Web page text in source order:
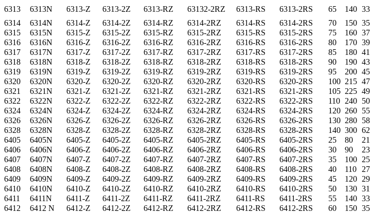
6313
6313N 6313-Z 6313-2Z 6313-RZ 63132-2RZ 6313-RS 6313-2RS 65 140 33
6314
6314N 6314-Z 6314-2Z 6314-RZ 6314-2RZ 6314-RS 6314-2RS 70 150 35
6315
6315N 6315-Z 6315-2Z 6315-RZ 6315-2RZ 6315-RS 6315-2RS 75 160 37
6316
6316N 6316-Z 6316-2Z 6316-RZ 6316-2RZ 6316-RS 6316-2RS 80 170 39
6317
6317N 6317-Z 6317-2Z 6317-RZ 6317-2RZ 6317-RS 6317-2RS 85 180 41
6318
6318N 6318-Z 6318-2Z 6318-RZ 6318-2RZ 6318-RS 6318-2RS 90 190 43
6319
6319N 6319-Z 6319-2Z 6319-RZ 6319-2RZ 6319-RS 6319-2RS 95 200 45
6320
6320N 6320-Z 6320-2Z 6320-RZ 6320-2RZ 6320-RS 6320-2RS 100 215 47
6321
6321N 6321-Z 6321-2Z 6321-RZ 6321-2RZ 6321-RS 6321-2RS 105 225 49
6322
6322N 6322-Z 6322-2Z 6322-RZ 6322-2RZ 6322-RS 6322-2RS 110 240 50
6324
6324N 6324-Z 6324-2Z 6324-RZ 6324-2RZ 6324-RS 6324-2RS 120 260 55
6326
6326N 6326-Z 6326-2Z 6326-RZ 6326-2RZ 6326-RS 6326-2RS 130 280 58
6328
6328N 6328-Z 6328-2Z 6328-RZ 6328-2RZ 6328-RS 6328-2RS 140 300 62
6405
6405N 6405-Z 6405-2Z 6405-RZ 6405-2RZ 6405-RS 6405-2RS 25 80 21
6406
6406N 6406-Z 6406-2Z 6406-RZ 6406-2RZ 6406-RS 6406-2RS 30 90 23
6407
6407N 6407-Z 6407-2Z 6407-RZ 6407-2RZ 6407-RS 6407-2RS 35 100 25
6408
6408N 6408-Z 6408-2Z 6408-RZ 6408-2RZ 6408-RS 6408-2RS 40 110 27
6409
6409N 6409-Z 6409-2Z 6409-RZ 6409-2RZ 6409-RS 6409-2RS 45 120 29
6410
6410N 6410-Z 6410-2Z 6410-RZ 6410-2RZ 6410-RS 6410-2RS 50 130 31
6411
6411N 6411-Z 6411-2Z 6411-RZ 6411-2RZ 6411-RS 6411-2RS 55 140 33
6412
6412 N 6412-Z 6412-2Z 6412-RZ 6412-2RZ 6412-RS 6412-2RS 60 150 35